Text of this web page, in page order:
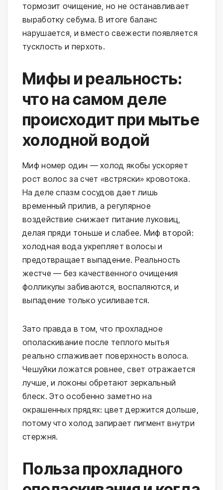
тормозит очищение, но не останавливает
выработку себума. В итоге баланс
нарушается, и вместо свежести появляется
тусклость и перхоть.
Мифы и реальность:
что на самом деле
происходит при мытье
холодной водой
Миф номер один — холод якобы ускоряет
рост волос за счет «встряски» кровотока.
На деле спазм сосудов дает лишь
временный прилив, а регулярное
воздействие снижает питание луковиц,
делая пряди тоньше и слабее. Миф второй:
холодная вода укрепляет волосы и
предотвращает выпадение. Реальность
жестче — без качественного очищения
фолликулы забиваются, воспаляются, и
выпадение только усиливается.
Зато правда в том, что прохладное
ополаскивание после теплого мытья
реально сглаживает поверхность волоса.
Чешуйки ложатся ровнее, свет отражается
лучше, и локоны обретают зеркальный
блеск. Это особенно заметно на
окрашенных прядях: цвет держится дольше,
потому что холод запирает пигмент внутри
стержня.
Польза прохладного